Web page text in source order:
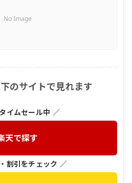
No Image
のサイトで見れます
イムセール中 ／
天で探す
割引をチェック ／